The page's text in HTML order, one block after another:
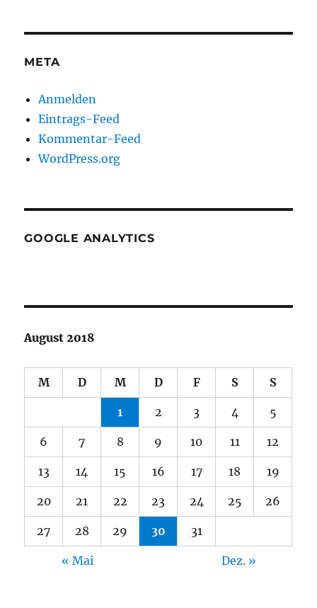
META
Anmelden
Eintrags-Feed
Kommentar-Feed
WordPress.org
GOOGLE ANALYTICS
August 2018
M D M D F S S
1 2 3 4 5
6 7 8 9 10 11 12
13 14 15 16 17 18 19
20 21 22 23 24 25 26
27 28 29 30 31
« Mai Dez. »